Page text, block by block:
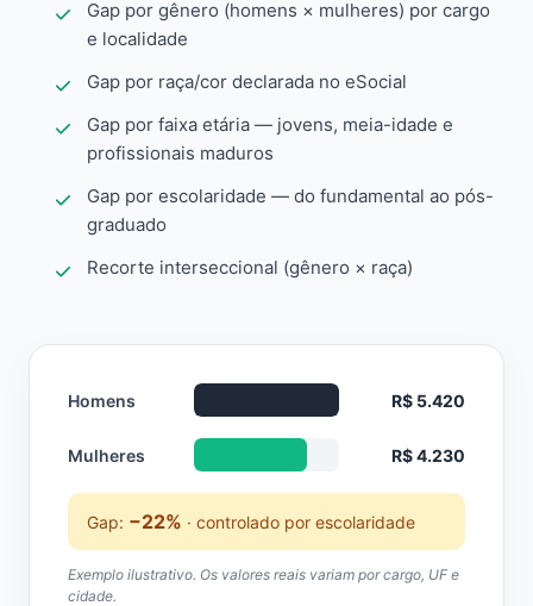
Gap por gênero (homens × mulheres) por cargo
e localidade
Gap por raça/cor declarada no eSocial
Gap por faixa etária — jovens, meia-idade e
profissionais maduros
Gap por escolaridade — do fundamental ao pós-
graduado
Recorte interseccional (gênero × raça)
Homens R$ 5.420
Mulheres R$ 4.230
Gap: −22% · controlado por escolaridade
Exemplo ilustrativo. Os valores reais variam por cargo, UF e
cidade.